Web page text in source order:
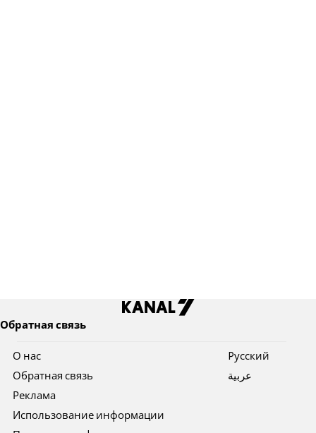
Обратная связь
О нас
Обратная связь
Реклама
Использование информации
Pусский
عربية